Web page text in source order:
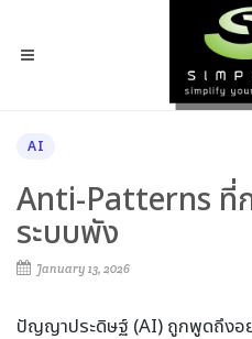
AI
Anti-Patterns ที่ก
ระบบพัง
January 13, 2026
ปัญญาประดิษฐ์ (AI) ถูกพูดถึงอย่